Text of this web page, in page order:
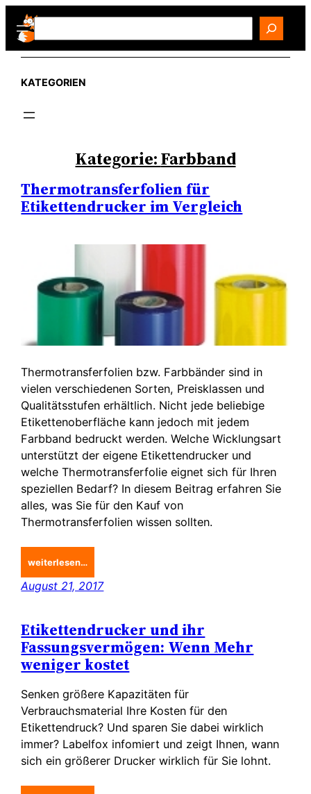
Zum
Inhalt
springen
Search
KATEGORIEN
Kategorie:Farbband
Thermotransferfolien für
Etikettendrucker im Vergleich
Thermotransferfolien bzw. Farbbänder sind in
vielen verschiedenen Sorten, Preisklassen und
Qualitätsstufen erhältlich. Nicht jede beliebige
Etikettenoberfläche kann jedoch mit jedem
Farbband bedruckt werden. Welche Wicklungsart
unterstützt der eigene Etikettendrucker und
welche Thermotransferfolie eignet sich für Ihren
speziellen Bedarf? In diesem Beitrag erfahren Sie
alles, was Sie für den Kauf von
Thermotransferfolien wissen sollten.
weiterlesen…
August 21, 2017
Etikettendrucker und ihr
Fassungsvermögen: Wenn Mehr
weniger kostet
Senken größere Kapazitäten für
Verbrauchsmaterial Ihre Kosten für den
Etikettendruck? Und sparen Sie dabei wirklich
immer? Labelfox infomiert und zeigt Ihnen, wann
sich ein größerer Drucker wirklich für Sie lohnt.